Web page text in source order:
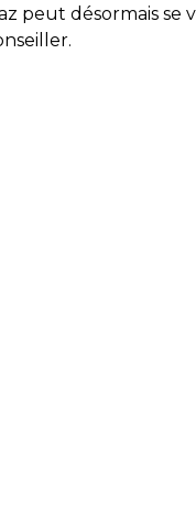
peut désormais se